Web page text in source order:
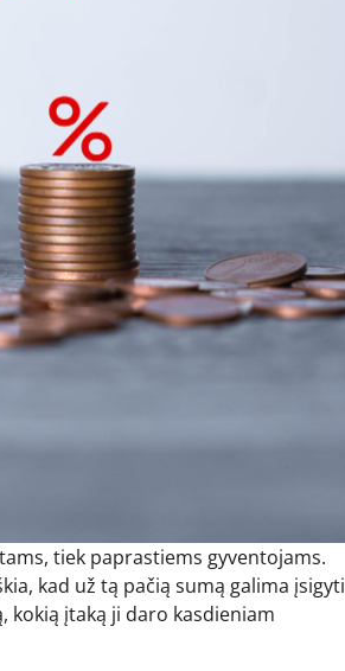
tiek paprastiems gyventojams.
kad už tą pačią sumą galima įsigyti
kokią įtaką ji daro kasdieniam